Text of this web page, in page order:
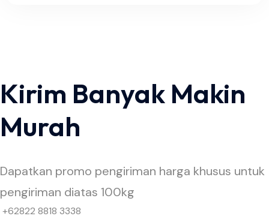
Kirim Banyak Makin
Murah
Dapatkan promo pengiriman harga khusus untuk
pengiriman diatas 100kg
+62822 8818 3338